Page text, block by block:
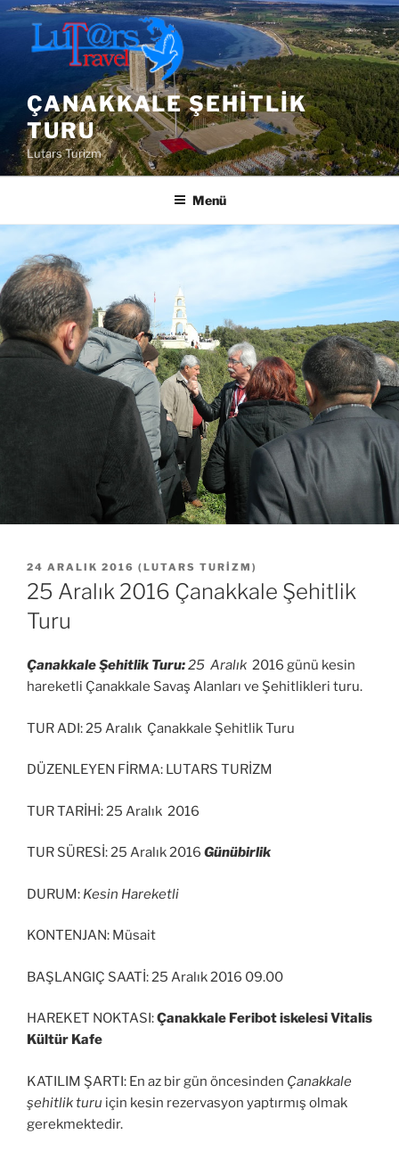
İçeriğe
geç
ÇANAKKALE ŞEHITLIK
TURU
Lutars Turizm
Menü
YAYIM
TARIHI
24 ARALIK 2016 ( LUTARS TURIZM )
25 Aralık 2016 Çanakkale Şehitlik
Turu
Çanakkale Şehitlik Turu:25 Aralık 2016 günü kesin
hareketli Çanakkale Savaş Alanları ve Şehitlikleri turu.
TUR ADI: 25 Aralık Çanakkale Şehitlik Turu
DÜZENLEYEN FİRMA: LUTARS TURİZM
TUR TARİHİ: 25 Aralık 2016
TUR SÜRESİ: 25 Aralık 2016 Günübirlik
DURUM: Kesin Hareketli
KONTENJAN: Müsait
BAŞLANGIÇ SAATİ: 25 Aralık 2016 09.00
HAREKET NOKTASI:Çanakkale Feribot iskelesi Vitalis
Kültür Kafe
KATILIM ŞARTI: En az bir gün öncesinden Çanakkale
şehitlik turu için kesin rezervasyon yaptırmış olmak
gerekmektedir.